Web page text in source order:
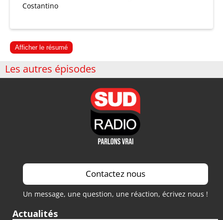
Costantino
Afficher le résumé
Les autres épisodes
Contactez nous
Un message, une question, une réaction, écrivez nous !
Actualités